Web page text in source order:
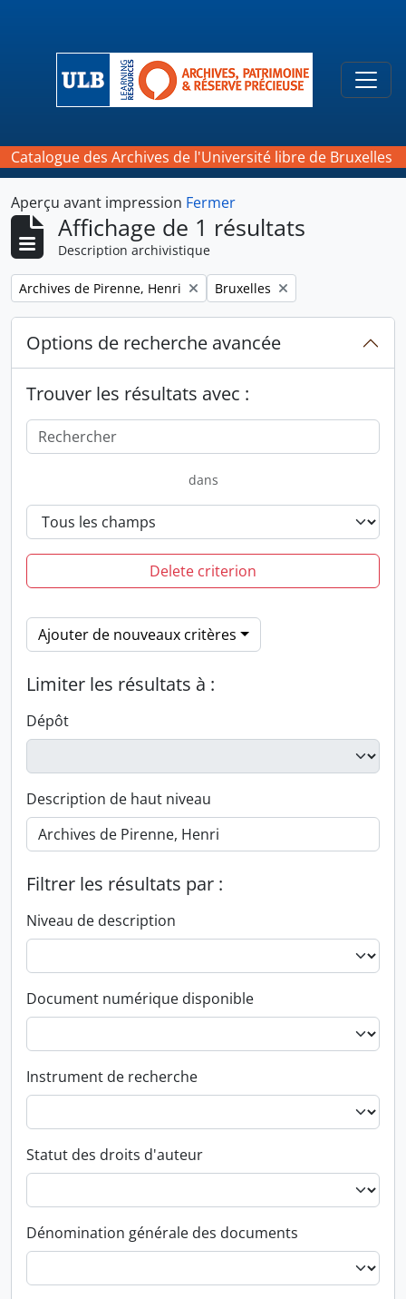
Catalogue des Archives de l'Université libre de Bruxelles
Aperçu avant impression Fermer
Affichage de 1 résultats
Description archivistique
Remove filter:
Archives de Pirenne, Henri Remove filter:
Bruxelles
Options de recherche avancée
Trouver les résultats avec :
dans
Delete criterion
Ajouter de nouveaux critères
Limiter les résultats à :
Dépôt
Description de haut niveau
Filtrer les résultats par :
Niveau de description
Document numérique disponible
Instrument de recherche
Statut des droits d'auteur
Dénomination générale des documents